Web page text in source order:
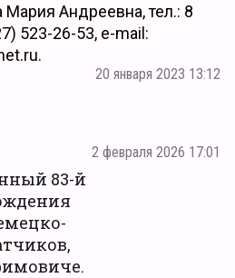
Мария Андреевна, тел.: 8
523-26-53, e-mail:
20 января 2023 13:12
2 февраля 2026 17:01
83-й